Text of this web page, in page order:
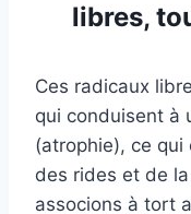
libres,
Ces radicaux
qui conduisent à
(atrophie), ce qui
des rides et de
associons à tort